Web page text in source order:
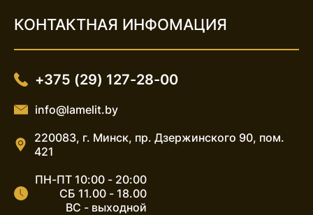
КОНТАКТНАЯ ИНФОМАЦИЯ
+375 (29) 127-28-00
info@lamelit.by
220083, г. Минск, пр. Дзержинского 90, пом.
421
ПН-ПТ 10:00 - 20:00
СБ 11.00 - 18.00
ВС - выходной